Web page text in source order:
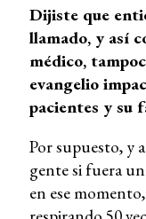
Dijiste que
llamado, y así
médico,
evangelio
pacientes y su
Por supuesto, y
gente si fuera
en ese